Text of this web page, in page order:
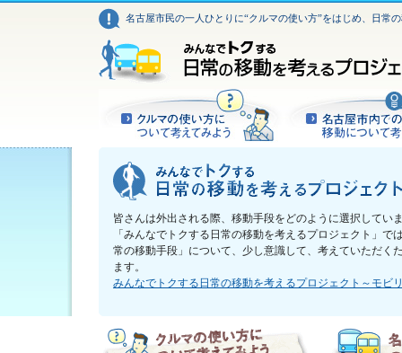
名古屋市民の一人ひとりに“クルマの使い方”をはじめ、日常
皆さんは外出される際、移動手段をどのように選択してい
「みんなでトクする日常の移動を考えるプロジェクト」で
常の移動手段」について、少し意識して、考えていただく
ます。
みんなでトクする日常の移動を考えるプロジェクト～モビ